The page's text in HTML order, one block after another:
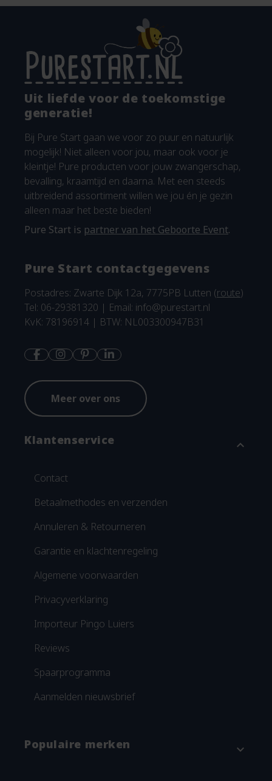
Uit liefde voor de toekomstige
generatie!
Bij Pure Start gaan we voor zo puur en natuurlijk
mogelijk! Niet alleen voor jou, maar ook voor je
kleintje! Pure producten voor jouw zwangerschap,
bevalling, kraamtijd en daarna. Met een steeds
uitbreidend assortiment willen we jou én je gezin
alleen maar het beste bieden!
Pure Start is partner van het Geboorte Event.
Pure Start contactgegevens
Postadres: Zwarte Dijk 12a, 7775PB Lutten (route)
Tel: 06-29381320 | Email: info@purestart.nl
KvK: 78196914 | BTW: NL003300947B31
Meer over ons
Klantenservice expand_more
Contact
Betaalmethodes en verzenden
Annuleren & Retourneren
Garantie en klachtenregeling
Algemene voorwaarden
Privacyverklaring
Importeur Pingo Luiers
Reviews
Spaarprogramma
Aanmelden nieuwsbrief
Populaire merken expand_more